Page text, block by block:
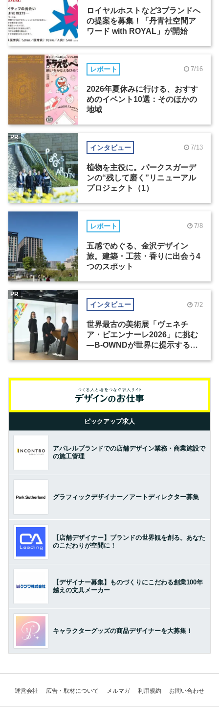
ロイヤルホストなど3ブランドへ
の提案を募集！「丹青社空間ア
ワード with ROYAL」が開始
レポート 7/16
2026年夏休みに行ける、おすす
めのイベント10選：そのほかの
地域
インタビュー 7/13
植物を主役に。パークスガーデ
ンの“残して磨く”リニューアル
プロジェクト（1）
PR
レポート 7/8
五感でめぐる、金沢デザイン
旅。建築・工芸・香りに出会う4
つのスポット
インタビュー 7/2
世界最古の美術展「ヴェネチ
ア・ビエンナーレ2026」に挑む
―B-OWNDが世界に提示する美
PR
ピックアップ求人
アパレルブランドでの店舗デザイン業務・商業施設で
の施工管理
グラフィックデザイナー／アートディレクター募集
【店舗デザイナー】ブランドの世界観を創る。あなた
のこだわりが空間に！
【デザイナー募集】ものづくりにこだわる創業100年
越えの文具メーカー
キャラクターグッズの商品デザイナーを大募集！
運営会社 広告・取材について メルマガ 利用規約 お問い合わせ